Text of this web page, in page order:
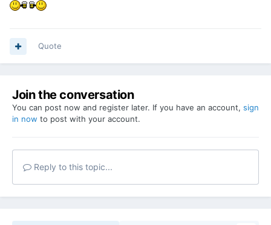
Quote
Join the conversation
You can post now and register later. If you have an account, sign
in now to post with your account.
Reply to this topic...